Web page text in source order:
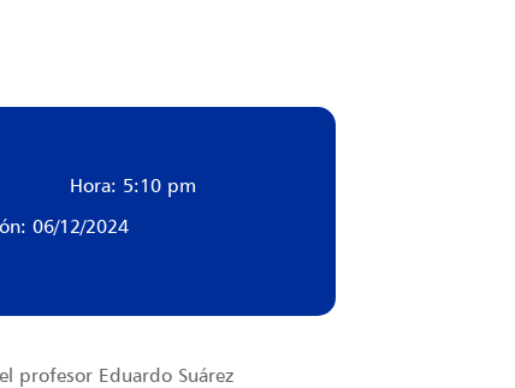
Hora: 5:10 pm
06/12/2024
profesor Eduardo Suárez